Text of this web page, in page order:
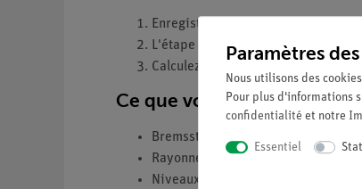
Enregistrer l'intensité des rayons
L'étape 1 doit être répétée en
Calculez les valeurs d'énergie
Ce que vous pouvez
Bremsstrahlung
Rayonnement caractéristique
Niveaux d'énergie
Paramètres
Nous utilisons des
Pour plus d'informations
confidentialité et notre
Essentiel